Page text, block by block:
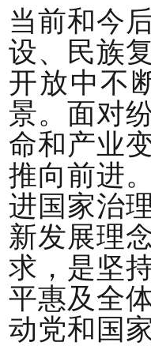
当前和今
设、民族
开放中不
景。面对
命和产业
推向前进
进国家治
新发展理
求，是坚
平惠及全
动党和国